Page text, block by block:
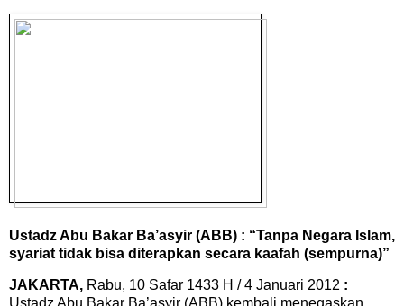
Ustadz Abu Bakar Ba’asyir (ABB) : “Tanpa Negara Islam,
syariat tidak bisa diterapkan secara kaafah (sempurna)”
JAKARTA, Rabu, 10 Safar 1433 H / 4 Januari 2012 :